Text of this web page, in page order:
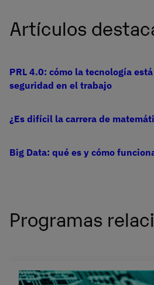
Artículos
PRL 4.0: cómo la tecnología
seguridad en el trabajo
¿Es difícil la carrera de
Big Data: qué es y cómo
Programas